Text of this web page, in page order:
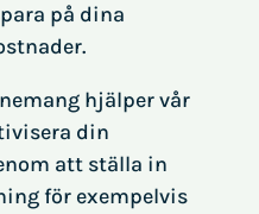
på dina
hjälper vår
din
att ställa in
för exempelvis